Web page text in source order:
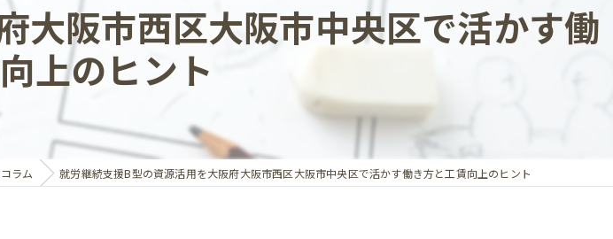
大阪市西区大阪市中央区で活かす働
上のヒント
コラム 就労継続支援B型の資源活用を大阪府大阪市西区大阪市中央区で活かす働き方と工賃向上のヒント